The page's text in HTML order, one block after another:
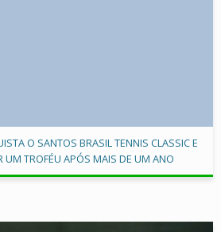
O SANTOS BRASIL TENNIS CLASSIC E
UM TROFÉU APÓS MAIS DE UM ANO